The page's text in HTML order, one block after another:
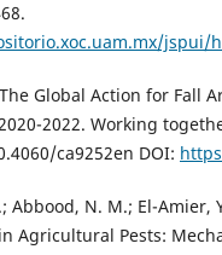
jspui/
Global Action for Fall
2022. Working
ca9252en DOI:
Abbood, N. M.; El-Amier,
Agricultural Pests: